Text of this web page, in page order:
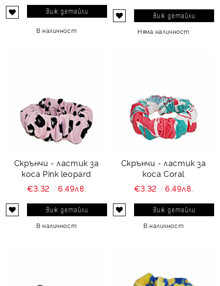
Виж детайли
В наличност
Виж детайли
Няма наличност
Скрънчи - ластик за
коса Pink leopard
€3.32
6.49лв.
Виж детайли
В наличност
Скрънчи - ластик за
коса Coral
€3.32
6.49лв.
Виж детайли
В наличност